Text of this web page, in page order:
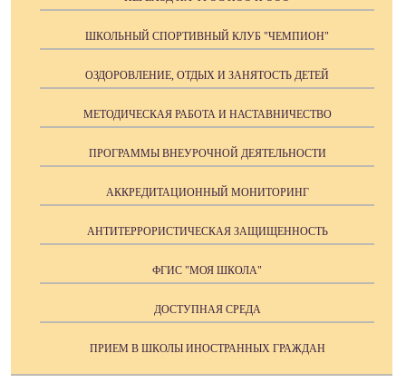
ШКОЛЬНЫЙ СПОРТИВНЫЙ КЛУБ "ЧЕМПИОН"
ОЗДОРОВЛЕНИЕ, ОТДЫХ И ЗАНЯТОСТЬ ДЕТЕЙ
МЕТОДИЧЕСКАЯ РАБОТА И НАСТАВНИЧЕСТВО
ПРОГРАММЫ ВНЕУРОЧНОЙ ДЕЯТЕЛЬНОСТИ
АККРЕДИТАЦИОННЫЙ МОНИТОРИНГ
АНТИТЕРРОРИСТИЧЕСКАЯ ЗАЩИЩЕННОСТЬ
ФГИС "МОЯ ШКОЛА"
ДОСТУПНАЯ СРЕДА
ПРИЕМ В ШКОЛЫ ИНОСТРАННЫХ ГРАЖДАН